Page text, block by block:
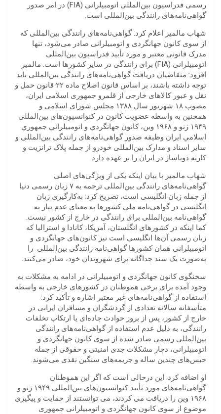
رسمی فدراسیون بین‌المللی اتومبیلرانی (FIA) در امر صدور
گواهی‌نامه‌های رانندگی بین‌المللی است.
شهاب مالمیر اعلام کرد: گواهی‌نامه‌‌های رانندگی بین‌المللی که
از سوی کانون جهانگردی و اتومبیلرانی صادر می‌شود، تنها
مدرک قانونی معتبر و مورد تأیید فدراسیون بین‌المللی
اتومبیلرانی (FIA) برای رانندگی در سایر کشورها است. مالمیر
افزود: متقاضیان دریافت گواهی‌نامه‌های رانندگی بین‌المللی باید
توجه داشته باشند، بر اساس قانون اصلاح ماده ۲۲ قانون حمل و
نقل و عبور کالاهای خارجی از قلمرو جمهوری اسلامی ایران،
مصوب ۱۸ شهریور سال ۱۳۸۸ مجلس شورای اسلامی و
همچنین به واسطه عضویت کانون در کنوانسیون‌های بین‌المللی
۱۹۴۹ ژنو و ۱۹۶۸ وین، كانون جهانگردي و اتومبيلراني جمهوري
اسلامي ايران وظیفه صدور گواهی‌نامه‌های رانندگی بین‌المللی و
سایر اسناد و مدارک بین‌المللی خودرو از جمله پلاک ترانزیت و
کارنه دوپاساژ در ایران را بر عهده دارد.
شهاب مالمیر با بیان اینکه یکی از ویژگی‌های اصلی
گواهی‌نامه‌های رانندگی بین‌المللی ترجمه به ۷ زبان رسمی دنیا
از جمله زبان انگلیسی است، تصریح کرد: به‌کارگیری زبان
انگلیسی در گواهی‌نامه ملی کشورها به معنای عدم نیاز به
گواهی‌نامه بین‌المللی برای رانندگی در خارج از کشور نیست.
کما اینکه در ‏کشورهای انگلستان، آمریکا،‏‏ کانادا و استرالیا ‏که
زبان رسمی آن‌ها انگلیسی است نیز کانون‌های جهانگردی و
اتومبیلرانی همان کشورها گواهی‌نامه رانندگی بین‌المللی را
به‌صورت یک سند جداگانه برای شهروندان خود،‏ صادر می‌کنند.
سخنگوی کانون جهانگردی و اتومبیلرانی در ادامه به مشکلات به
وجود آمده برای برخی هموطنان در کشورهای خارجی به واسطه
استفاده از گواهی‌نامه‌های غیر معتبر اشاره و تأکید کرد:
متأسفانه سالانه تعدادی از گردشگران و مسافران ایرانی در
خارج از کشور، پس از بروز حوادث جاده‌ای یا ارتکاب تخلفات
رانندگی، به دلیل عدم استفاده از گواهی‌نامه‌های رانندگی
بین‌‌المللی رسمی صادر شده از سوی کانون جهانگردی و
اتومبیلرانی، دچار مشکلات جدی امنیتی و حقوقی از جمله
حبس‌های چندین ساله و جریمه‌های سنگین نقدی می‌شوند.
او اضافه کرد: این درحالی است که اگر این هموطنان
گواهی‌نامه‌های مورد تأیید کنوانسیون‌های بین‌المللی ۱۹۴۹ ژنو و
۱۹۶۸ وین را دریافت می کردند، می توانستند از حمایت و پیگیری
موضوع از سوی کانون جهانگردی و اتومبیلرانی جمهوری